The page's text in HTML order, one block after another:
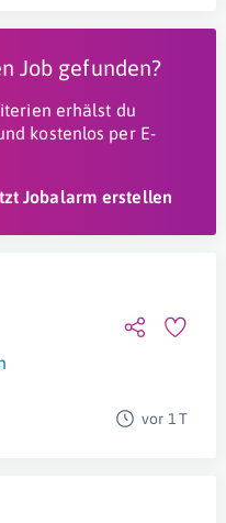
Job gefunden?
erhälst du
kostenlos per E-
Jobalarm erstellen
vor 1 T